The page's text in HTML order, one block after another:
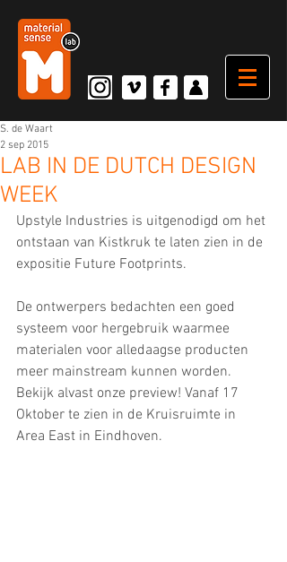
LAB IN DE DUTCH DESIGN
WEEK
S. de Waart
2 sep 2015
Upstyle Industries is uitgenodigd om het
ontstaan van Kistkruk te laten zien in de
expositie Future Footprints.
De ontwerpers bedachten een goed
systeem voor hergebruik waarmee
materialen voor alledaagse producten
meer mainstream kunnen worden.
Bekijk alvast onze preview! Vanaf 17
Oktober te zien in de Kruisruimte in
Area East in Eindhoven.